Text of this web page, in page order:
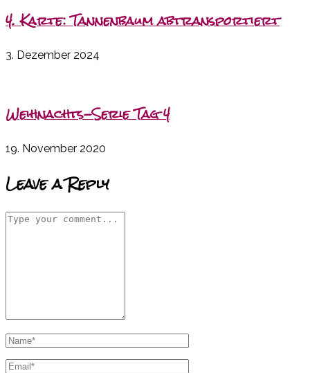
4. Karte: Tannenbaum abtransportiert
3. Dezember 2024
Weihnachts-Serie Tag 4
19. November 2020
Leave a Reply